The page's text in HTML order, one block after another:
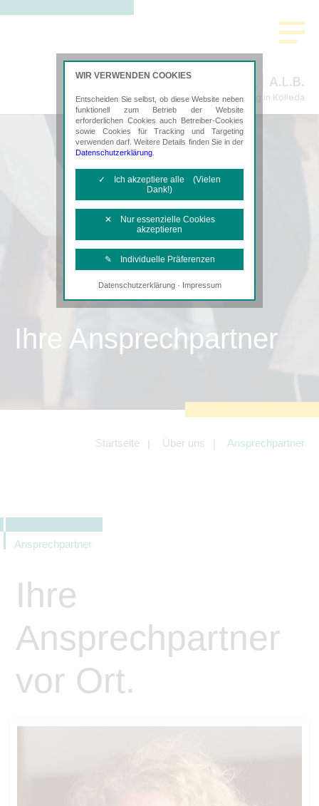
A.L.B.
Steuerberatung in Kölleda
Ihre Ansprechpartner
Startseite Über uns Ansprechpartner
Ansprechpartner
Ihre
Ansprechpartner
vor Ort.
WIR VERWENDEN COOKIES
Entscheiden Sie selbst, ob diese Website neben
funktionell zum Betrieb der Website
erforderlichen Cookies auch Betreiber-Cookies
sowie Cookies für Tracking und Targeting
verwenden darf. Weitere Details finden Sie in der
Datenschutzerklärung
✓ Ich akzeptiere alle (Vielen
Dank!)
✕ Nur essenzielle Cookies
akzeptieren
✎ Individuelle Präferenzen
Notwendige Cookies
Diese Cookies sind erforderlich, um die
Tracking- und Targeting-Cookies
Angebotes einschließlich der
Angeboten von z.B. Facebook und
LinkedIn.
Datenschutzerklärung· Impressum